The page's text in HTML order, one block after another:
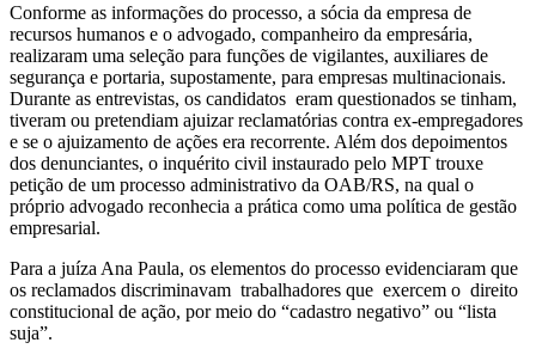
Conforme as informações do processo, a sócia da empresa de
recursos humanos e o advogado, companheiro da empresária,
realizaram uma seleção para funções de vigilantes, auxiliares de
segurança e portaria, supostamente, para empresas multinacionais.
Durante as entrevistas, os candidatos eram questionados se tinham,
tiveram ou pretendiam ajuizar reclamatórias contra ex-empregadores
e se o ajuizamento de ações era recorrente. Além dos depoimentos
dos denunciantes, o inquérito civil instaurado pelo MPT trouxe
petição de um processo administrativo da OAB/RS, na qual o
próprio advogado reconhecia a prática como uma política de gestão
empresarial.
Para a juíza Ana Paula, os elementos do processo evidenciaram que
os reclamados discriminavam trabalhadores que exercem o direito
constitucional de ação, por meio do “cadastro negativo” ou “lista
suja”.